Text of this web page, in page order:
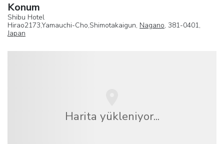
Konum
Shibu Hotel
Hirao2173,Yamauchi-Cho,Shimotakaigun, Nagano, 381-0401,
Japan
Harita yükleniyor...